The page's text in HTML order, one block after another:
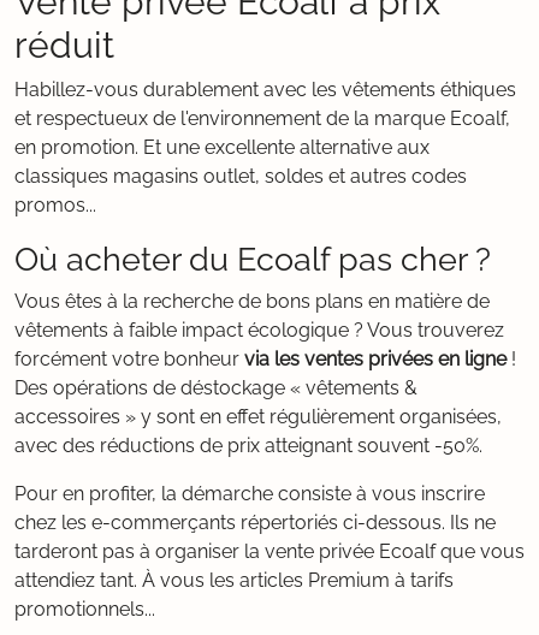
réduit
Habillez-vous durablement avec les vêtements éthiques
et respectueux de l'environnement de la marque Ecoalf,
en promotion. Et une excellente alternative aux
classiques magasins outlet, soldes et autres codes
promos...
Où acheter du Ecoalf pas cher ?
Vous êtes à la recherche de bons plans en matière de
vêtements à faible impact écologique ? Vous trouverez
forcément votre bonheur via les ventes privées en ligne!
Des opérations de déstockage « vêtements &
accessoires » y sont en effet régulièrement organisées,
avec des réductions de prix atteignant souvent -50%.
Pour en profiter, la démarche consiste à vous inscrire
chez les e-commerçants répertoriés ci-dessous. Ils ne
tarderont pas à organiser la vente privée Ecoalf que vous
attendiez tant. À vous les articles Premium à tarifs
promotionnels...